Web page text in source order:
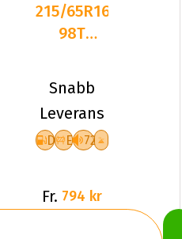
215/65R16
98T
SW618
DEB72
PCRW
Snabb
Leverans
D E 72
Fr. 794 kr